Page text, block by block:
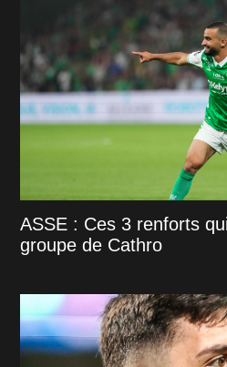
ASSE : Ces 3 renforts
groupe de Cathro